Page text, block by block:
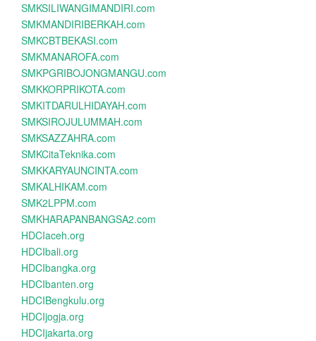
SMKSILIWANGIMANDIRI.com
SMKMANDIRIBERKAH.com
SMKCBTBEKASI.com
SMKMANAROFA.com
SMKPGRIBOJONGMANGU.com
SMKKORPRIKOTA.com
SMKITDARULHIDAYAH.com
SMKSIROJULUMMAH.com
SMKSAZZAHRA.com
SMKCitaTeknika.com
SMKKARYAUNCINTA.com
SMKALHIKAM.com
SMK2LPPM.com
SMKHARAPANBANGSA2.com
HDCIaceh.org
HDCIbali.org
HDCIbangka.org
HDCIbanten.org
HDCIBengkulu.org
HDCIjogja.org
HDCIjakarta.org